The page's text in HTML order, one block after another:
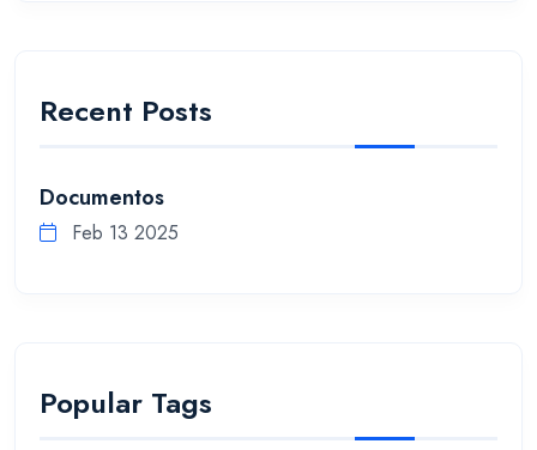
Recent Posts
Documentos
Feb 13 2025
Popular Tags